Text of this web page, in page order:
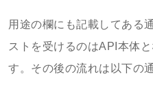
用途の欄にも記載してある
ストを受けるのはAPI本体と
す。その後の流れは以下の通